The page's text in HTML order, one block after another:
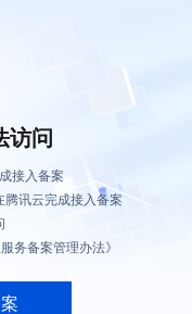
访问
接入备案
讯云完成接入备案
务备案管理办法》